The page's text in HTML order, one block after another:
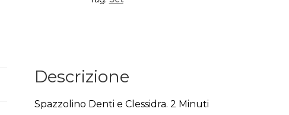
Descrizione
Spazzolino Denti e Clessidra. 2 Minuti